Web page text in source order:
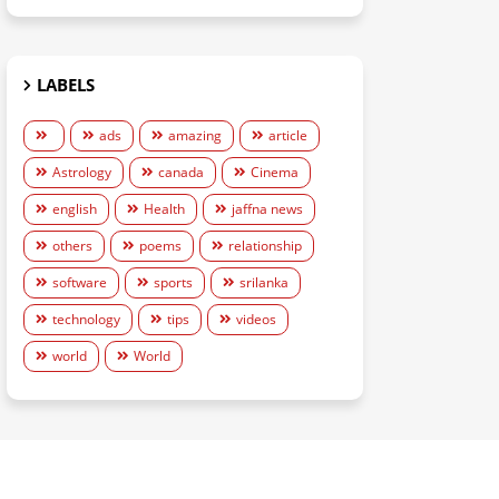
LABELS
ads amazing
article
Astrology
canada
Cinema
english
Health
jaffna news
others
poems
relationship
software
sports
srilanka
technology
tips
videos
world
World